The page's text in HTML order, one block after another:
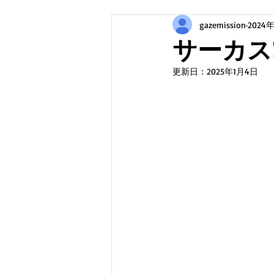
サーカス
gazemission 2024
更新日： 2025年1月4日